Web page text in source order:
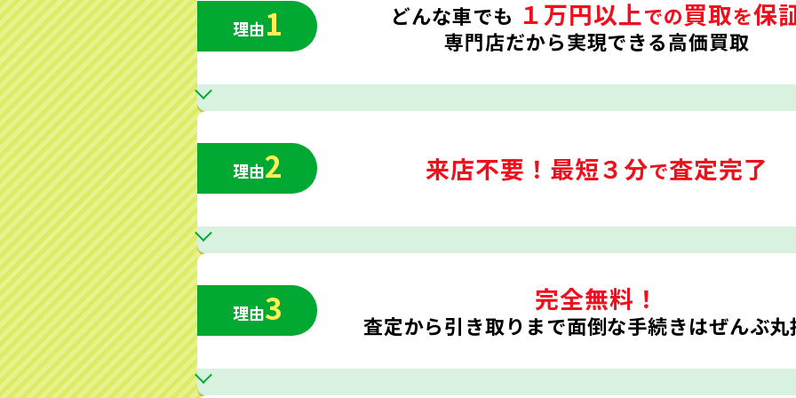
理由1 どんな車でも １万円以上での買取を保
専門店だから実現できる高価買取
理由2 来店不要！ 最短３分で査定完了
理由3 完全無料！
査定から引き取りまで面倒な手続きはぜんぶ